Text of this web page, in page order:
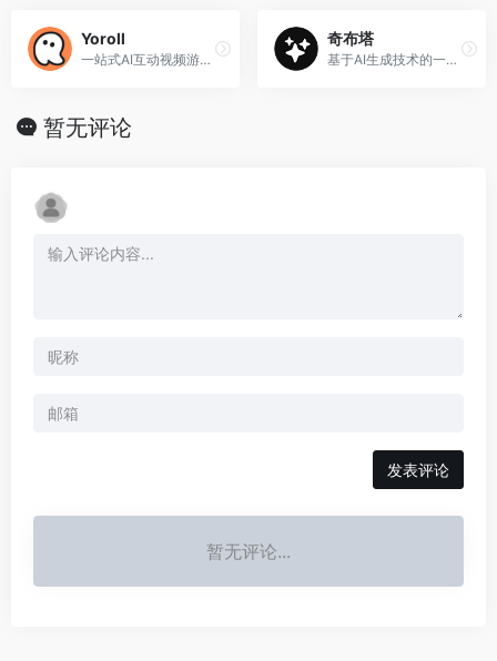
Yoroll
一站式AI互动视频游戏创作平台
奇布塔
基于AI生成技术的一站式有声绘本创作平台
暂无评论
发表评论
暂无评论...